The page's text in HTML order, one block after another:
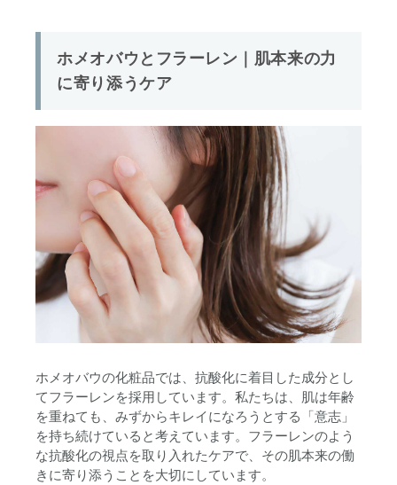
ホメオバウとフラーレン｜肌本来の力
に寄り添うケア
ホメオバウの化粧品では、抗酸化に着目した成分とし
てフラーレンを採用しています。私たちは、肌は年齢
を重ねても、みずからキレイになろうとする「意志」
を持ち続けていると考えています。フラーレンのよう
な抗酸化の視点を取り入れたケアで、その肌本来の働
きに寄り添うことを大切にしています。